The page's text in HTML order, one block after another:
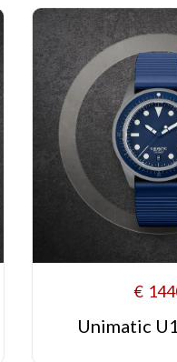
€
Unimatic